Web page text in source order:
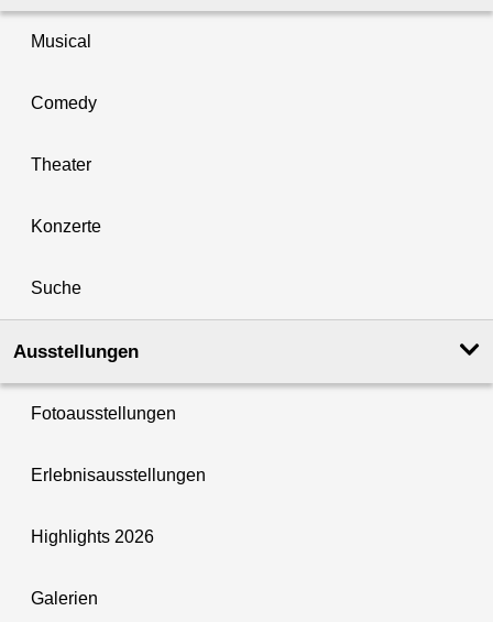
Musical
Comedy
Theater
Konzerte
Suche
Ausstellungen
Fotoausstellungen
Erlebnisausstellungen
Highlights 2026
Galerien